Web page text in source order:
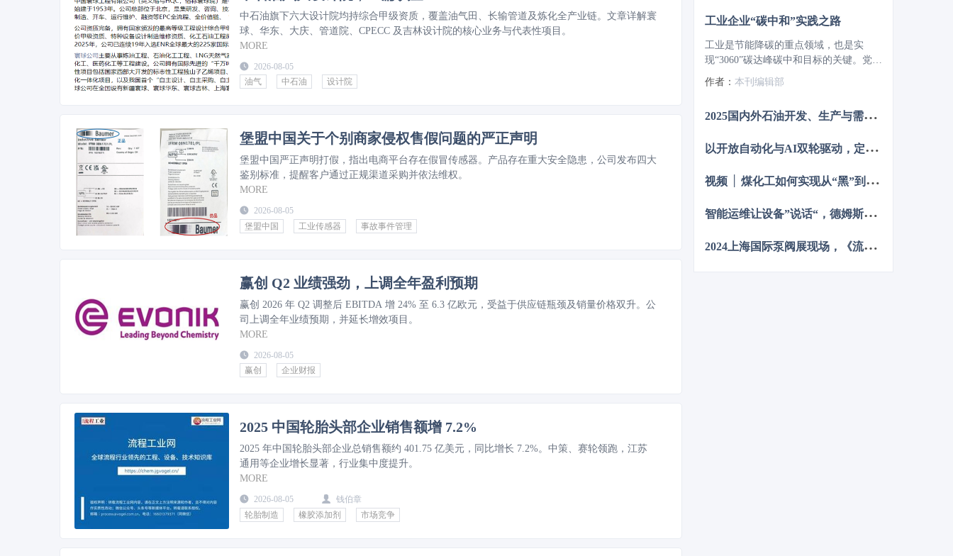
中石油旗下六大设计院均持综合甲级资质，覆盖油气田、长输管道及炼化全产业链。文章详解寰
球、华东、大庆、管道院、CPECC 及吉林设计院的核心业务与代表性项目。
MORE
2026-08-05
油气
中石油 设计院
堡盟中国关于个别商家侵权售假问题的严正声明
堡盟中国严正声明打假，指出电商平台存在假冒传感器。产品存在重大安全隐患，公司发布四大
鉴别标准，提醒客户通过正规渠道采购并依法维权。
MORE
2026-08-05
堡盟中国
工业传感器 事故事件管理
赢创 Q2 业绩强劲，上调全年盈利预期
赢创 2026 年 Q2 调整后 EBITDA 增 24% 至 6.3 亿欧元，受益于供应链瓶颈及销量价格双升。公
司上调全年业绩预期，并延长增效项目。
MORE
2026-08-05
赢创
企业财报
2025 中国轮胎头部企业销售额增 7.2%
2025 年中国轮胎头部企业总销售额约 401.75 亿美元，同比增长 7.2%。中策、赛轮领跑，江苏
通用等企业增长显著，行业集中度提升。
MORE
2026-08-05
钱伯章
轮胎制造
橡胶添加剂 市场竞争
工业企业“碳中和”实践之路
工业是节能降碳的重点领域，也是实
现“3060”碳达峰碳中和目标的关键。党的
二十大报告明确提出，积极稳妥推进碳
达峰碳中和，推进降碳、减污、扩绿、
重点控制化石能源消费，逐步转向碳排
2023 年工业企业在节能降碳、绿色可持
术和应用，《流程工业》编辑部在 2024
邀请了一批国内外优秀的工业企业分享
观点和产业实践，为广大的流程工业企
业提供绿色可持续发展的启迪和借鉴。
作者： 本刊编辑部
2
025国内外石油开发、生产与需求述评-目录
以
开放自动化与AI双轮驱动，定义中国未来工业新范式
视
频 │ 煤化工如何实现从“黑”到“绿”？走进美锦能源低碳发展标杆项目
智
能运维让设备”说话“，德姆斯护航企业安全生产与降本增效
2
024上海国际泵阀展现场，《流程工业》记者专访了中国善若泵业科技有限公司总经理 卢阳